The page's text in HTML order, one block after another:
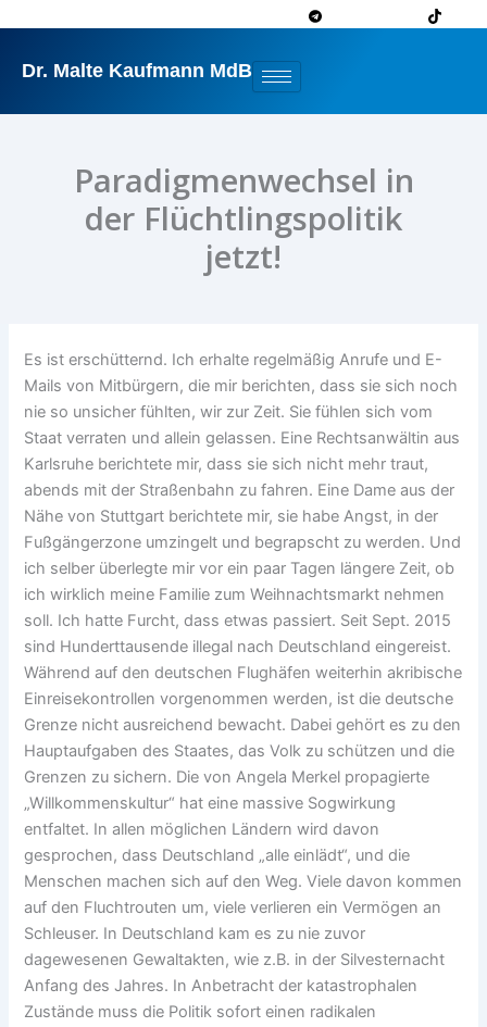
springen
Dr. Malte Kaufmann MdB
Paradigmenwechsel in
der Flüchtlingspolitik
jetzt!
Es ist erschütternd. Ich erhalte regelmäßig Anrufe und E-
Mails von Mitbürgern, die mir berichten, dass sie sich noch
nie so unsicher fühlten, wir zur Zeit. Sie fühlen sich vom
Staat verraten und allein gelassen. Eine Rechtsanwältin aus
Karlsruhe berichtete mir, dass sie sich nicht mehr traut,
abends mit der Straßenbahn zu fahren. Eine Dame aus der
Nähe von Stuttgart berichtete mir, sie habe Angst, in der
Fußgängerzone umzingelt und begrapscht zu werden. Und
ich selber überlegte mir vor ein paar Tagen längere Zeit, ob
ich wirklich meine Familie zum Weihnachtsmarkt nehmen
soll. Ich hatte Furcht, dass etwas passiert. Seit Sept. 2015
sind Hunderttausende illegal nach Deutschland eingereist.
Während auf den deutschen Flughäfen weiterhin akribische
Einreisekontrollen vorgenommen werden, ist die deutsche
Grenze nicht ausreichend bewacht. Dabei gehört es zu den
Hauptaufgaben des Staates, das Volk zu schützen und die
Grenzen zu sichern. Die von Angela Merkel propagierte
„Willkommenskultur“ hat eine massive Sogwirkung
entfaltet. In allen möglichen Ländern wird davon
gesprochen, dass Deutschland „alle einlädt“, und die
Menschen machen sich auf den Weg. Viele davon kommen
auf den Fluchtrouten um, viele verlieren ein Vermögen an
Schleuser. In Deutschland kam es zu nie zuvor
dagewesenen Gewaltakten, wie z.B. in der Silvesternacht
Anfang des Jahres. In Anbetracht der katastrophalen
Zustände muss die Politik sofort einen radikalen